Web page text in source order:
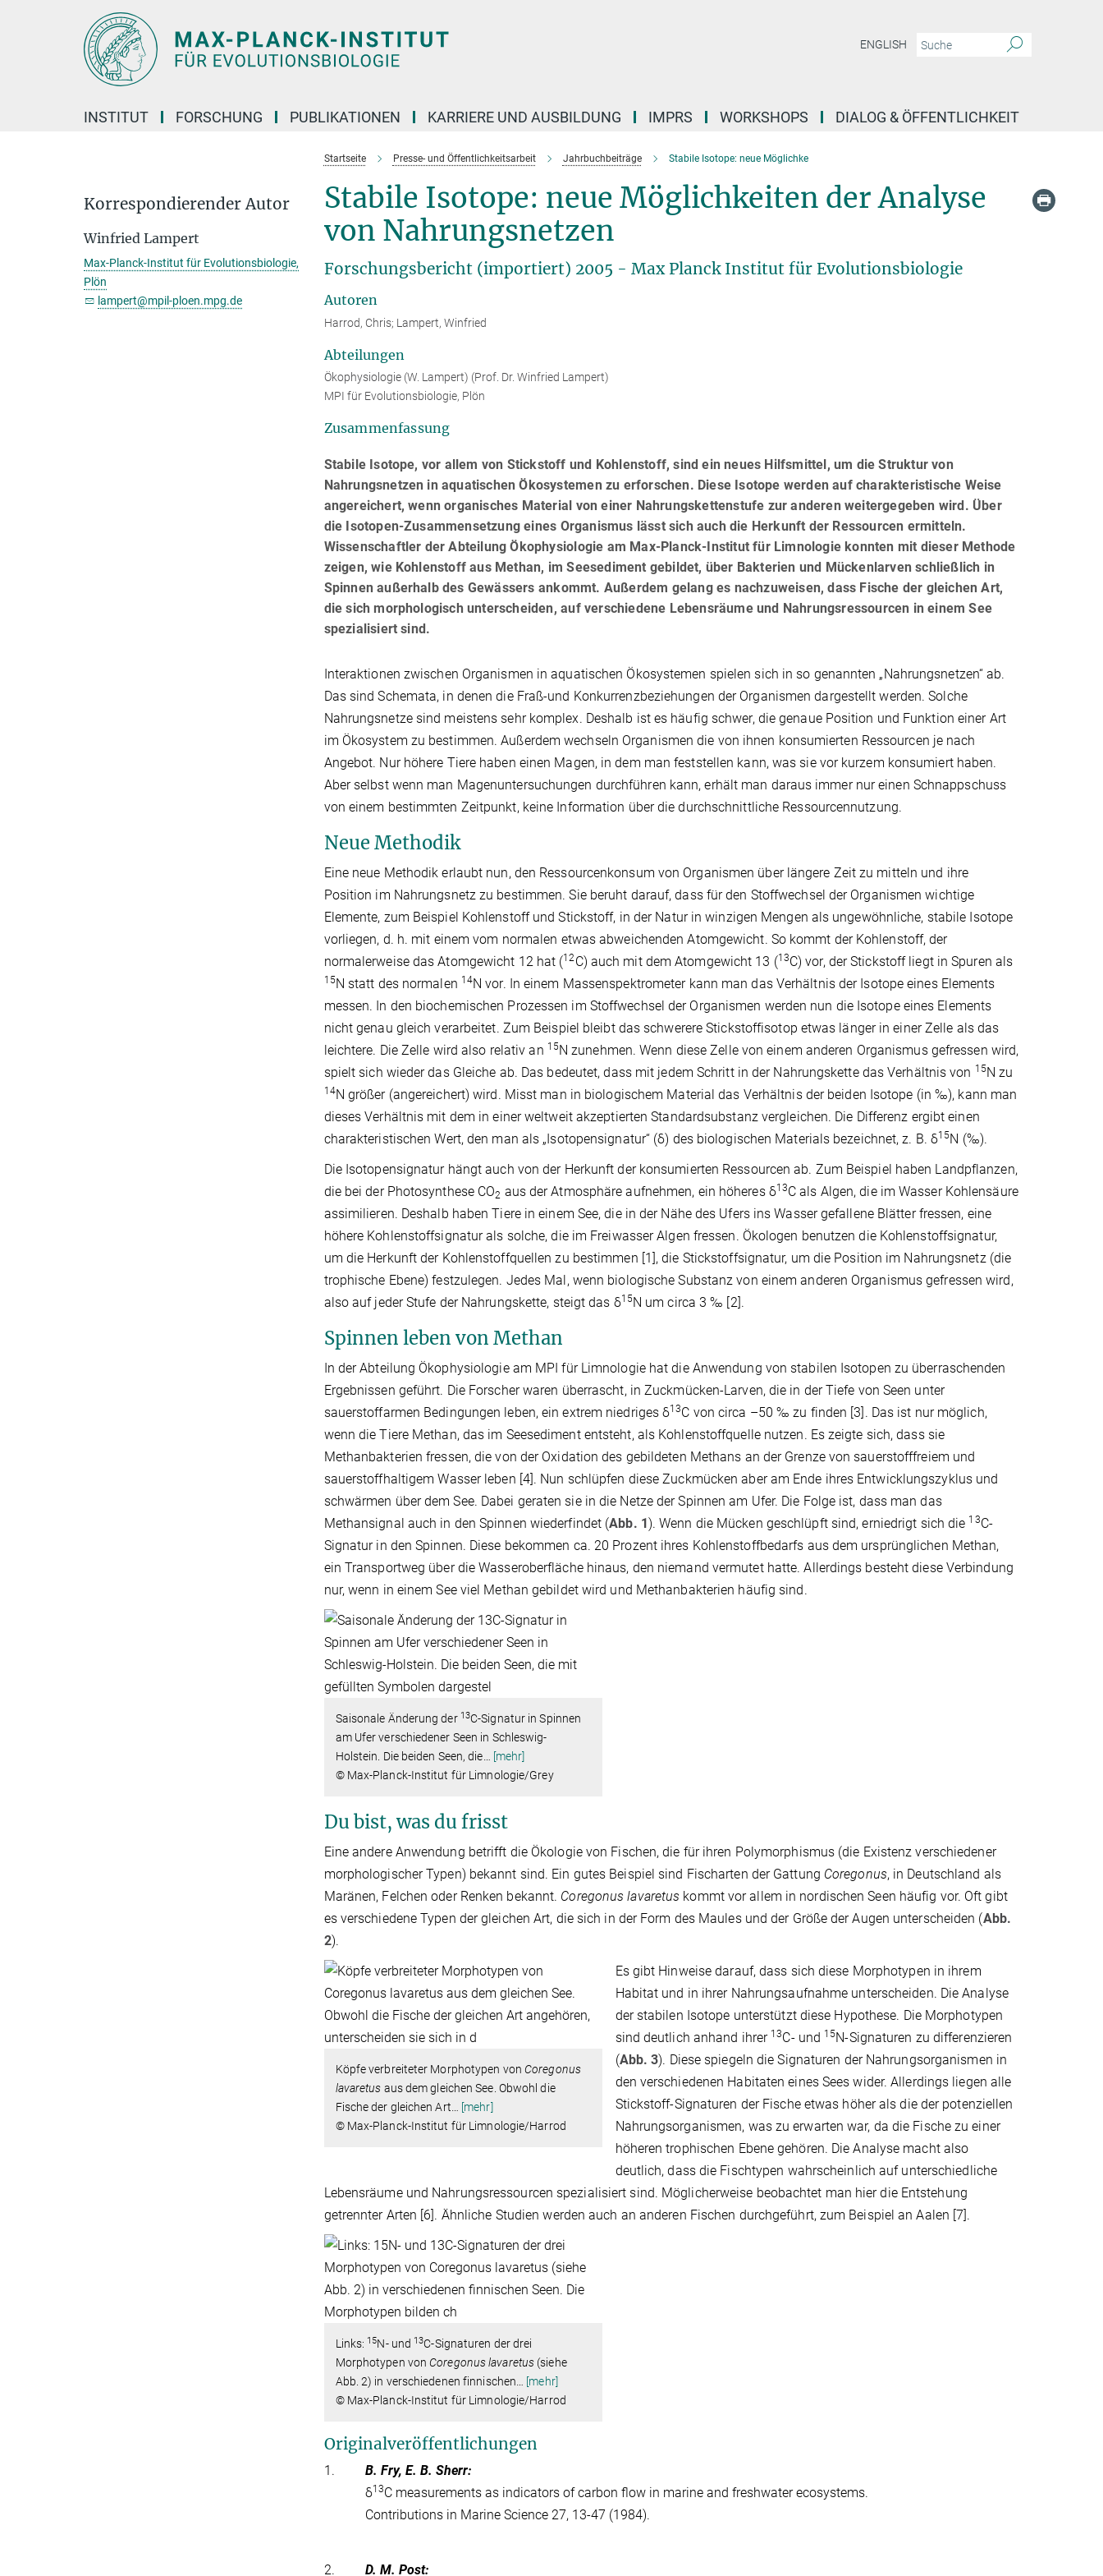
ENGLISH
INSTITUT FORSCHUNG PUBLIKATIONEN KARRIERE UND AUSBILDUNG IMPRS WORKSHOPS DIALOG & ÖFFENTLICHKEIT
Startseite Presse- und Öffentlichkeitsarbeit Jahrbuchbeiträge Stabile Isotope: neue Möglichke
Stabile Isotope: neue Möglichkeiten der Analyse
von Nahrungsnetzen
Forschungsbericht (importiert) 2005 - Max Planck Institut für Evolutionsbiologie
Autoren
Harrod, Chris; Lampert, Winfried
Abteilungen
Ökophysiologie (W. Lampert) (Prof. Dr. Winfried Lampert)
MPI für Evolutionsbiologie, Plön
Zusammenfassung
Stabile Isotope, vor allem von Stickstoff und Kohlenstoff, sind ein neues Hilfsmittel, um die Struktur von
Nahrungsnetzen in aquatischen Ökosystemen zu erforschen. Diese Isotope werden auf charakteristische Weise
angereichert, wenn organisches Material von einer Nahrungskettenstufe zur anderen weitergegeben wird. Über
die Isotopen-Zusammensetzung eines Organismus lässt sich auch die Herkunft der Ressourcen ermitteln.
Wissenschaftler der Abteilung Ökophysiologie am Max-Planck-Institut für Limnologie konnten mit dieser Methode
zeigen, wie Kohlenstoff aus Methan, im Seesediment gebildet, über Bakterien und Mückenlarven schließlich in
Spinnen außerhalb des Gewässers ankommt. Außerdem gelang es nachzuweisen, dass Fische der gleichen Art,
die sich morphologisch unterscheiden, auf verschiedene Lebensräume und Nahrungsressourcen in einem See
spezialisiert sind.
Interaktionen zwischen Organismen in aquatischen Ökosystemen spielen sich in so genannten „Nahrungsnetzen“ ab.
Das sind Schemata, in denen die Fraß-und Konkurrenzbeziehungen der Organismen dargestellt werden. Solche
Nahrungsnetze sind meistens sehr komplex. Deshalb ist es häufig schwer, die genaue Position und Funktion einer Art
im Ökosystem zu bestimmen. Außerdem wechseln Organismen die von ihnen konsumierten Ressourcen je nach
Angebot. Nur höhere Tiere haben einen Magen, in dem man feststellen kann, was sie vor kurzem konsumiert haben.
Aber selbst wenn man Magenuntersuchungen durchführen kann, erhält man daraus immer nur einen Schnappschuss
von einem bestimmten Zeitpunkt, keine Information über die durchschnittliche Ressourcennutzung.
Neue Methodik
Eine neue Methodik erlaubt nun, den Ressourcenkonsum von Organismen über längere Zeit zu mitteln und ihre
Position im Nahrungsnetz zu bestimmen. Sie beruht darauf, dass für den Stoffwechsel der Organismen wichtige
Elemente, zum Beispiel Kohlenstoff und Stickstoff, in der Natur in winzigen Mengen als ungewöhnliche, stabile Isotope
vorliegen, d. h. mit einem vom normalen etwas abweichenden Atomgewicht. So kommt der Kohlenstoff, der
normalerweise das Atomgewicht 12 hat (12 C) auch mit dem Atomgewicht 13 (13C) vor, der Stickstoff liegt in Spuren als
15N statt des normalen 14N vor. In einem Massenspektrometer kann man das Verhältnis der Isotope eines Elements
messen. In den biochemischen Prozessen im Stoffwechsel der Organismen werden nun die Isotope eines Elements
nicht genau gleich verarbeitet. Zum Beispiel bleibt das schwerere Stickstoffisotop etwas länger in einer Zelle als das
leichtere. Die Zelle wird also relativ an 15N zunehmen. Wenn diese Zelle von einem anderen Organismus gefressen wird,
spielt sich wieder das Gleiche ab. Das bedeutet, dass mit jedem Schritt in der Nahrungskette das Verhältnis von 15N zu
14N größer (angereichert) wird. Misst man in biologischem Material das Verhältnis der beiden Isotope (in ‰), kann man
dieses Verhältnis mit dem in einer weltweit akzeptierten Standardsubstanz vergleichen. Die Differenz ergibt einen
charakteristischen Wert, den man als „Isotopensignatur“ (δ) des biologischen Materials bezeichnet, z. B. δ15N (‰).
Die Isotopensignatur hängt auch von der Herkunft der konsumierten Ressourcen ab. Zum Beispiel haben Landpflanzen,
die bei der Photosynthese CO2 aus der Atmosphäre aufnehmen, ein höheres δ13C als Algen, die im Wasser Kohlensäure
assimilieren. Deshalb haben Tiere in einem See, die in der Nähe des Ufers ins Wasser gefallene Blätter fressen, eine
höhere Kohlenstoffsignatur als solche, die im Freiwasser Algen fressen. Ökologen benutzen die Kohlenstoffsignatur,
um die Herkunft der Kohlenstoffquellen zu bestimmen [1], die Stickstoffsignatur, um die Position im Nahrungsnetz (die
trophische Ebene) festzulegen. Jedes Mal, wenn biologische Substanz von einem anderen Organismus gefressen wird,
also auf jeder Stufe der Nahrungskette, steigt das δ15N um circa 3 ‰ [2].
Spinnen leben von Methan
In der Abteilung Ökophysiologie am MPI für Limnologie hat die Anwendung von stabilen Isotopen zu überraschenden
Ergebnissen geführt. Die Forscher waren überrascht, in Zuckmücken-Larven, die in der Tiefe von Seen unter
sauerstoffarmen Bedingungen leben, ein extrem niedriges δ13C von circa –50 ‰ zu finden [3]. Das ist nur möglich,
wenn die Tiere Methan, das im Seesediment entsteht, als Kohlenstoffquelle nutzen. Es zeigte sich, dass sie
Methanbakterien fressen, die von der Oxidation des gebildeten Methans an der Grenze von sauerstofffreiem und
sauerstoffhaltigem Wasser leben [4]. Nun schlüpfen diese Zuckmücken aber am Ende ihres Entwicklungszyklus und
schwärmen über dem See. Dabei geraten sie in die Netze der Spinnen am Ufer. Die Folge ist, dass man das
Methansignal auch in den Spinnen wiederfindet (Abb. 1). Wenn die Mücken geschlüpft sind, erniedrigt sich die 13C-
Signatur in den Spinnen. Diese bekommen ca. 20 Prozent ihres Kohlenstoffbedarfs aus dem ursprünglichen Methan,
ein Transportweg über die Wasseroberfläche hinaus, den niemand vermutet hatte. Allerdings besteht diese Verbindung
nur, wenn in einem See viel Methan gebildet wird und Methanbakterien häufig sind.
Saisonale Änderung der 13C-Signatur in Spinnen
am Ufer verschiedener Seen in Schleswig-
Holstein. Die beiden Seen, die
[mehr]
© Max-Planck-Institut für Limnologie/Grey
Du bist, was du frisst
Eine andere Anwendung betrifft die Ökologie von Fischen, die für ihren Polymorphismus (die Existenz verschiedener
morphologischer Typen) bekannt sind. Ein gutes Beispiel sind Fischarten der Gattung Coregonus, in Deutschland als
Maränen, Felchen oder Renken bekannt. Coregonus lavaretus kommt vor allem in nordischen Seen häufig vor. Oft gibt
es verschiedene Typen der gleichen Art, die sich in der Form des Maules und der Größe der Augen unterscheiden (Abb.
2).
Köpfe verbreiteter Morphotypen von Coregonus
lavaretus aus dem gleichen See. Obwohl die
Fische der gleichen Art
[mehr]
© Max-Planck-Institut für Limnologie/Harrod
Es gibt Hinweise darauf, dass sich diese Morphotypen in ihrem
Habitat und in ihrer Nahrungsaufnahme unterscheiden. Die Analyse
der stabilen Isotope unterstützt diese Hypothese. Die Morphotypen
sind deutlich anhand ihrer 13C- und 15N-Signaturen zu differenzieren
(Abb. 3). Diese spiegeln die Signaturen der Nahrungsorganismen in
den verschiedenen Habitaten eines Sees wider. Allerdings liegen alle
Stickstoff-Signaturen der Fische etwas höher als die der potenziellen
Nahrungsorganismen, was zu erwarten war, da die Fische zu einer
höheren trophischen Ebene gehören. Die Analyse macht also
deutlich, dass die Fischtypen wahrscheinlich auf unterschiedliche
Lebensräume und Nahrungsressourcen spezialisiert sind. Möglicherweise beobachtet man hier die Entstehung
getrennter Arten [6]. Ähnliche Studien werden auch an anderen Fischen durchgeführt, zum Beispiel an Aalen [7].
Links: 15N- und 13C-Signaturen der drei
Morphotypen vonCoregonus lavaretus (siehe
Abb. 2) in verschiedenen finnischen
[mehr]
© Max-Planck-Institut für Limnologie/Harrod
Originalveröffentlichungen
1.
B. Fry, E. B. Sherr:
δ13C measurements as indicators of carbon flow in marine and freshwater ecosystems.
Contributions in Marine Science 27, 13-47 (1984).
2.
D. M. Post:
Korrespondierender Autor
Winfried Lampert
Max-Planck-Institut für Evolutionsbiologie,
Plön
lampert@mpil-ploen.mpg.de